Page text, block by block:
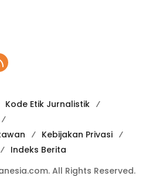
Kode Etik Jurnalistik
Kebijakan Privasi
Indeks Berita
All Rights Reserved.